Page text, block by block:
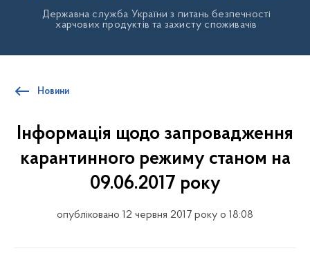
Державна служба України з питань безпечності
харчових продуктів та захисту споживачів
Новини
Інформація щодо запровадження
карантинного режиму станом на
09.06.2017 року
опубліковано 12 червня 2017 року о 18:08